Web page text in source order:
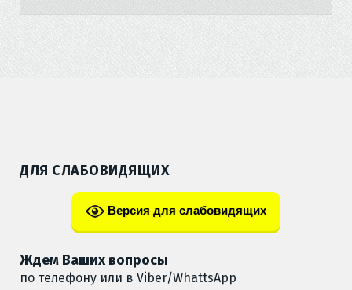
ДЛЯ СЛАБОВИДЯЩИХ
Версия для слабовидящих
Ждем Ваших вопросы
по телефону или в Viber/WhattsApp